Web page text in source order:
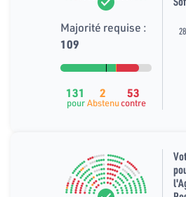
Majorité requise :
109
131
pour
2
Abstenu
53
contre